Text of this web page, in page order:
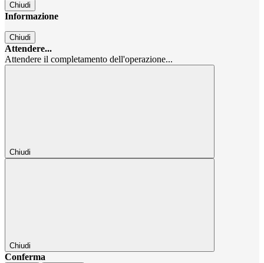
Chiudi
Informazione
Chiudi
Attendere...
Attendere il completamento dell'operazione...
Chiudi
Chiudi
Conferma